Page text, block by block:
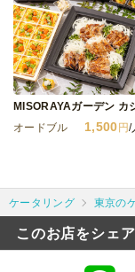
MISORAYAガーデン カ
オードブル
1,500 円/
ケータリング 東京の
このお店をシェ